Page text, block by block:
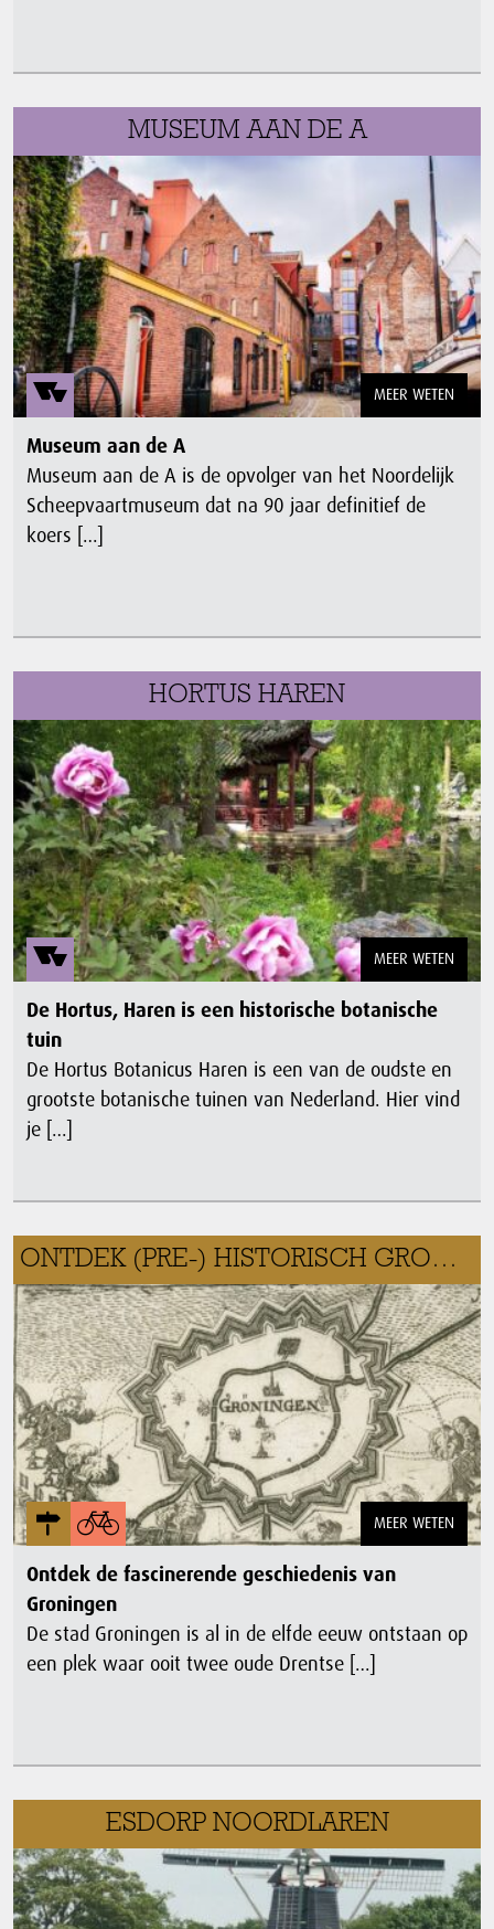
MUSEUM AAN DE A
MEER WETEN
Museum aan de A
Museum aan de A is de opvolger van het Noordelijk
Scheepvaartmuseum dat na 90 jaar definitief de
koers […]
HORTUS HAREN
MEER WETEN
De Hortus, Haren is een historische botanische
tuin
De Hortus Botanicus Haren is een van de oudste en
grootste botanische tuinen van Nederland. Hier vind
je […]
ONTDEK (PRE-) HISTORISCH GRONINGEN
MEER WETEN
Ontdek de fascinerende geschiedenis van
Groningen
De stad Groningen is al in de elfde eeuw ontstaan op
een plek waar ooit twee oude Drentse […]
ESDORP NOORDLAREN